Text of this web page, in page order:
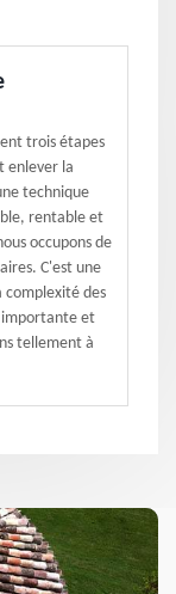
trois étapes
enlever la
technique
rentable et
occupons de
C'est une
complexité des
importante et
tellement à